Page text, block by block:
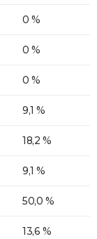
0 %
0 %
0 %
9,1 %
18,2 %
9,1 %
50,0 %
13,6 %